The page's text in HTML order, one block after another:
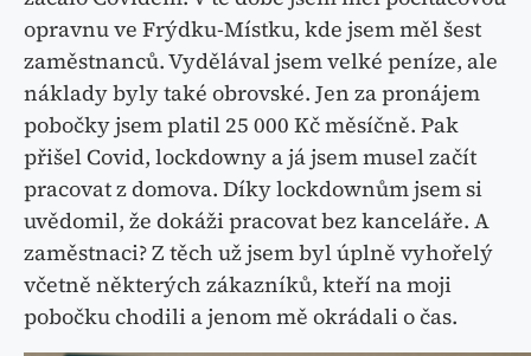
opravnu ve Frýdku-Místku, kde jsem měl šest
zaměstnanců. Vydělával jsem velké peníze, ale
náklady byly také obrovské. Jen za pronájem
pobočky jsem platil 25 000 Kč měsíčně. Pak
přišel Covid, lockdowny a já jsem musel začít
pracovat z domova. Díky lockdownům jsem si
uvědomil, že dokáži pracovat bez kanceláře. A
zaměstnaci? Z těch už jsem byl úplně vyhořelý
včetně některých zákazníků, kteří na moji
pobočku chodili a jenom mě okrádali o čas.